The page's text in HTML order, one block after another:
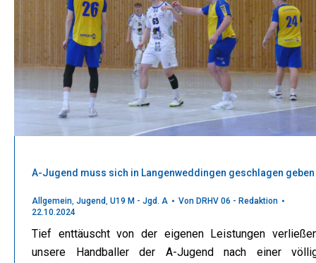
A-Jugend muss sich in Langenweddingen geschlagen geben
Allgemein, Jugend, U19 M - Jgd. A Von DRHV 06 - Redaktion
22.10.2024
Tief enttäuscht von der eigenen Leistungen
unsere Handballer der A-Jugend nach einer